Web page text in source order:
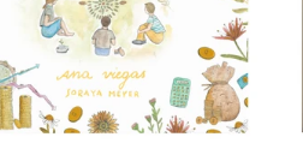
Adicionar Ao Carrinho